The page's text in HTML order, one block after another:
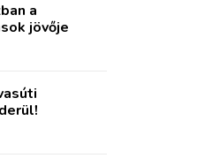
a
jövője